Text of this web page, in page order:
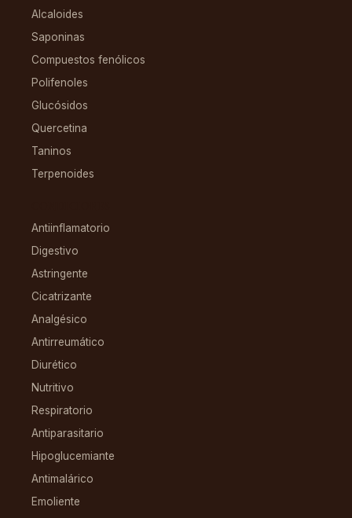
Alcaloides
Saponinas
Compuestos fenólicos
Polifenoles
Glucósidos
Quercetina
Taninos
Terpenoides
Antiinflamatorio
Digestivo
Astringente
Cicatrizante
Analgésico
Antirreumático
Diurético
Nutritivo
Respiratorio
Antiparasitario
Hipoglucemiante
Antimalárico
Emoliente